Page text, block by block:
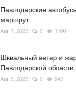
Павлодарские
маршрут
Авг 7, 2026 0 1100
Шквальный ветер и
Павлодарской области
Авг 3, 2026 0 847